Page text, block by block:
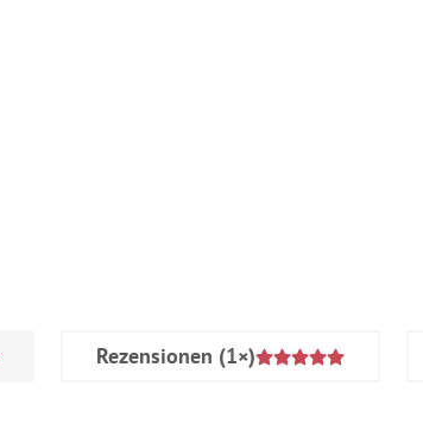
Rezensionen (1×)